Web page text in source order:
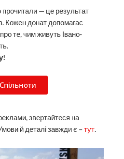
прочитали — це результат
Кожен донат допомагає
те, чим живуть Івано-
звертайтеся на
й деталі завжди є –тут.